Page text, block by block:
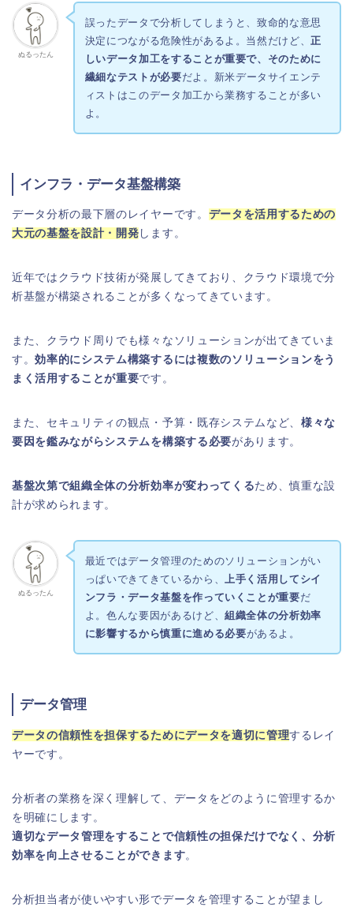
ぬるったん
誤ったデータで分析してしまうと、致命的な意思
決定につながる危険性があるよ。当然だけど、正
しいデータ加工をすることが重要で、そのために
繊細なテストが必要だよ。新米データサイエンテ
ィストはこのデータ加工から業務することが多い
よ。
インフラ・データ基盤構築
データ分析の最下層のレイヤーです。 データを活用するための
大元の基盤を設計・開発 します。
近年ではクラウド技術が発展してきており、クラウド環境で分
析基盤が構築されることが多くなってきています。
また、クラウド周りでも様々なソリューションが出てきていま
す。効率的にシステム構築するには複数のソリューションをう
まく活用することが重要です。
また、セキュリティの観点・予算・既存システムなど、 様々な
要因を鑑みながらシステムを構築する必要があります。
基盤次第で組織全体の分析効率が変わってくるため、慎重な設
計が求められます。
ぬるったん
最近ではデータ管理のためのソリューションがい
っぱいできてきているから、上手く活用してシイ
ンフラ・データ基盤を作っていくことが重要だ
よ。色んな要因があるけど、組織全体の分析効率
に影響するから慎重に進める必要があるよ。
データ管理
データの信頼性を担保するためにデータを適切に管理するレイ
ヤーです。
分析者の業務を深く理解して、データをどのように管理するか
を明確にします。
適切なデータ管理をすることで信頼性の担保だけでなく、分析
効率を向上させることができます。
分析担当者が使いやすい形でデータを管理することが望まし